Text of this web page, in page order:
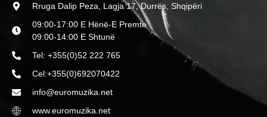
Rruga Dalip Peza, Lagja 17, Durrës, Shqipëri
09:00-17:00 E Hënë-E Premte
09:00-14:00 E Shtunë
Tel: +355(0)52 222 765
Cel:+355(0)692070422
info@euromuzika.net
www.euromuzika.net